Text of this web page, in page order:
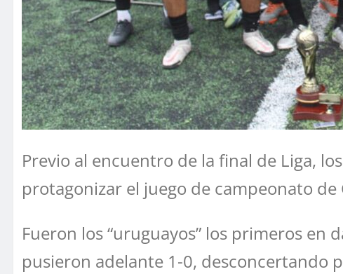
Previo al encuentro de la final de Liga,
protagonizar el juego de campeonato de
Fueron los “uruguayos” los primeros
pusieron adelante 1-0, desconcertando